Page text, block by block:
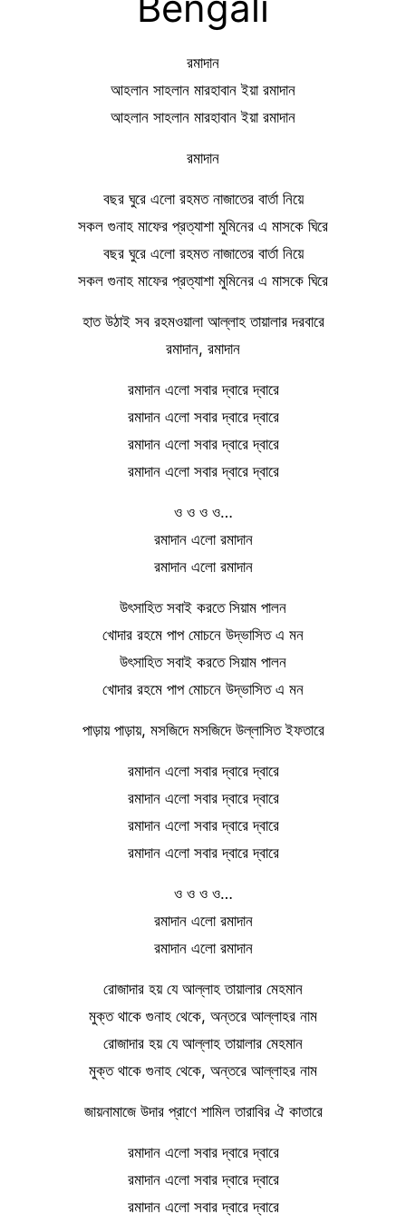
রমাদান
আহলান সাহলান মারহাবান ইয়া রমাদান
আহলান সাহলান মারহাবান ইয়া রমাদান
রমাদান
বছর ঘুরে এলো রহমত নাজাতের বার্তা নিয়ে
সকল গুনাহ মাফের প্রত্যাশা মুমিনের এ মাসকে ঘিরে
বছর ঘুরে এলো রহমত নাজাতের বার্তা নিয়ে
সকল গুনাহ মাফের প্রত্যাশা মুমিনের এ মাসকে ঘিরে
হাত উঠাই সব রহমওয়ালা আল্লাহ তায়ালার দরবারে
রমাদান, রমাদান
রমাদান এলো সবার দ্বারে দ্বারে
রমাদান এলো সবার দ্বারে দ্বারে
রমাদান এলো সবার দ্বারে দ্বারে
রমাদান এলো সবার দ্বারে দ্বারে
ও ও ও ও…
রমাদান এলো রমাদান
রমাদান এলো রমাদান
উৎসাহিত সবাই করতে সিয়াম পালন
খোদার রহমে পাপ মোচনে উদ্ভাসিত এ মন
উৎসাহিত সবাই করতে সিয়াম পালন
খোদার রহমে পাপ মোচনে উদ্ভাসিত এ মন
পাড়ায় পাড়ায়, মসজিদে মসজিদে উল্লাসিত ইফতারে
রমাদান এলো সবার দ্বারে দ্বারে
রমাদান এলো সবার দ্বারে দ্বারে
রমাদান এলো সবার দ্বারে দ্বারে
রমাদান এলো সবার দ্বারে দ্বারে
ও ও ও ও…
রমাদান এলো রমাদান
রমাদান এলো রমাদান
রোজাদার হয় যে আল্লাহ তায়ালার মেহমান
মুক্ত থাকে গুনাহ থেকে, অন্তরে আল্লাহর নাম
রোজাদার হয় যে আল্লাহ তায়ালার মেহমান
মুক্ত থাকে গুনাহ থেকে, অন্তরে আল্লাহর নাম
জায়নামাজে উদার প্রাণে শামিল তারাবির ঐ কাতারে
রমাদান এলো সবার দ্বারে দ্বারে
রমাদান এলো সবার দ্বারে দ্বারে
রমাদান এলো সবার দ্বারে দ্বারে